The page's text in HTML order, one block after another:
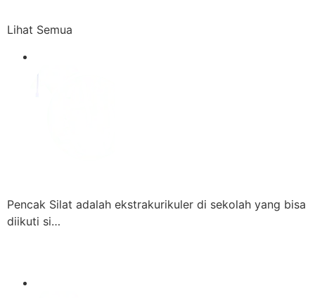
Lihat Semua
Pencak Silat adalah ekstrakurikuler di sekolah yang bisa
diikuti si…